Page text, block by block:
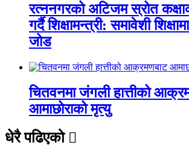
रत्ननगरको अटिजम स्रोत
गर्दै शिक्षामन्त्री: समावेशी
जोड
चितवनमा जंगली हात्तीको
आमाछोराको मृत्यु
धेरै पढिएको